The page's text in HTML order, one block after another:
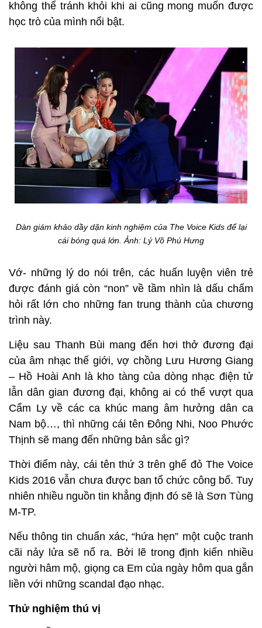
không thể tránh khỏi khi ai cũng mong muốn được
học trò của mình nổi bật.
Dàn giám khảo dầy dặn kinh nghiệm của The Voice Kids để lại
cái bóng quá lớn. Ảnh: Lý Võ Phú Hưng
Vớ- những lý do nói trên, các huấn luyện viên trẻ
được đánh giá còn “non” về tầm nhìn là dấu chấm
hỏi rất lớn cho những fan trung thành của chương
trình này.
Liệu sau Thanh Bùi mang đến hơi thở đương đại
của âm nhạc thế giới, vợ chồng Lưu Hương Giang
– Hồ Hoài Anh là kho tàng của dòng nhạc điện tử
lẫn dân gian đương đại, không ai có thể vượt qua
Cẩm Ly về các ca khúc mang âm hưởng dân ca
Nam bộ…, thì những cái tên Đông Nhi, Noo Phước
Thịnh sẽ mang đến những bản sắc gì?
Thời điểm này, cái tên thứ 3 trên ghế đỏ The Voice
Kids 2016 vẫn chưa được ban tổ chức công bố. Tuy
nhiên nhiều nguồn tin khẳng định đó sẽ là Sơn Tùng
M-TP.
Nếu thông tin chuẩn xác, “hứa hẹn” một cuộc tranh
cãi nảy lửa sẽ nổ ra. Bởi lẽ trong định kiến nhiều
người hâm mộ, giọng ca Em của ngày hôm qua gắn
liền với những scandal đạo nhạc.
Thử nghiệm thú vị